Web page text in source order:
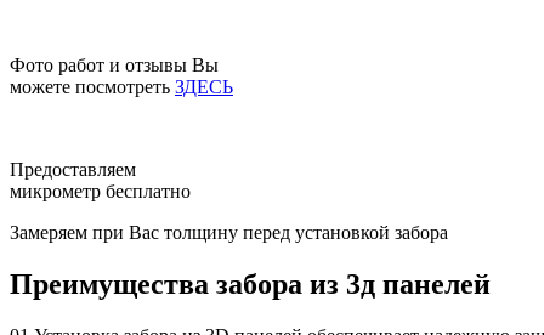
Фото работ и отзывы Вы
можете посмотреть ЗДЕСЬ
Предоставляем
микрометр бесплатно
Замеряем при Вас толщину перед установкой забора
Преимущества забора из 3д панелей